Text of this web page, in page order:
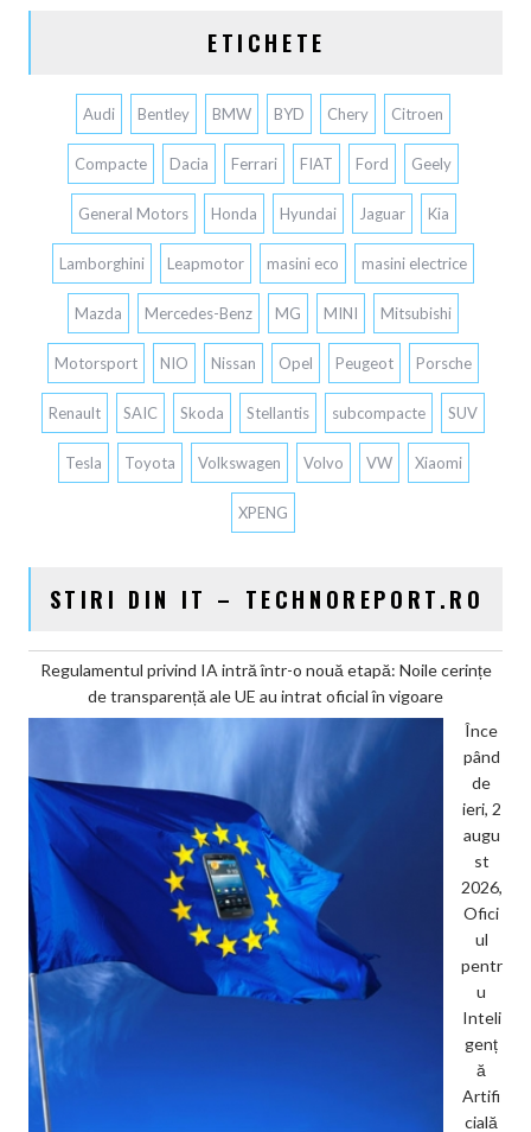
ETICHETE
Audi Bentley BMW BYD Chery Citroen
Compacte Dacia Ferrari FIAT Ford Geely
General Motors Honda Hyundai Jaguar Kia
Lamborghini Leapmotor masini eco masini electrice
Mazda Mercedes-Benz MG MINI Mitsubishi
Motorsport NIO Nissan Opel Peugeot Porsche
Renault SAIC Skoda Stellantis subcompacte SUV
Tesla Toyota Volkswagen Volvo VW Xiaomi
XPENG
STIRI DIN IT – TECHNOREPORT.RO
Regulamentul privind IA intră într-o nouă etapă: Noile cerințe
de transparență ale UE au intrat oficial în vigoare
Înce
pând
de
ieri, 2
augu
st
2026,
Ofici
ul
pentr
u
Inteli
genț
ă
Artifi
cială